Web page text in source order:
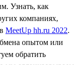
Узнать, как
компаниях,
MeetUp hh.ru 2022.
опытом или
обратить